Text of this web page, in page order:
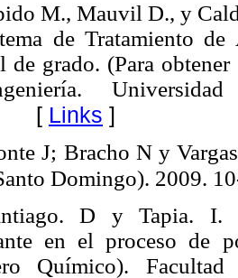
M., Mauvil D., y
de Tratamiento
de grado. (Para
Links ]
J; Bracho N y
Domingo). 2009.
D y Tapia. I.
en el proceso de
Químico).